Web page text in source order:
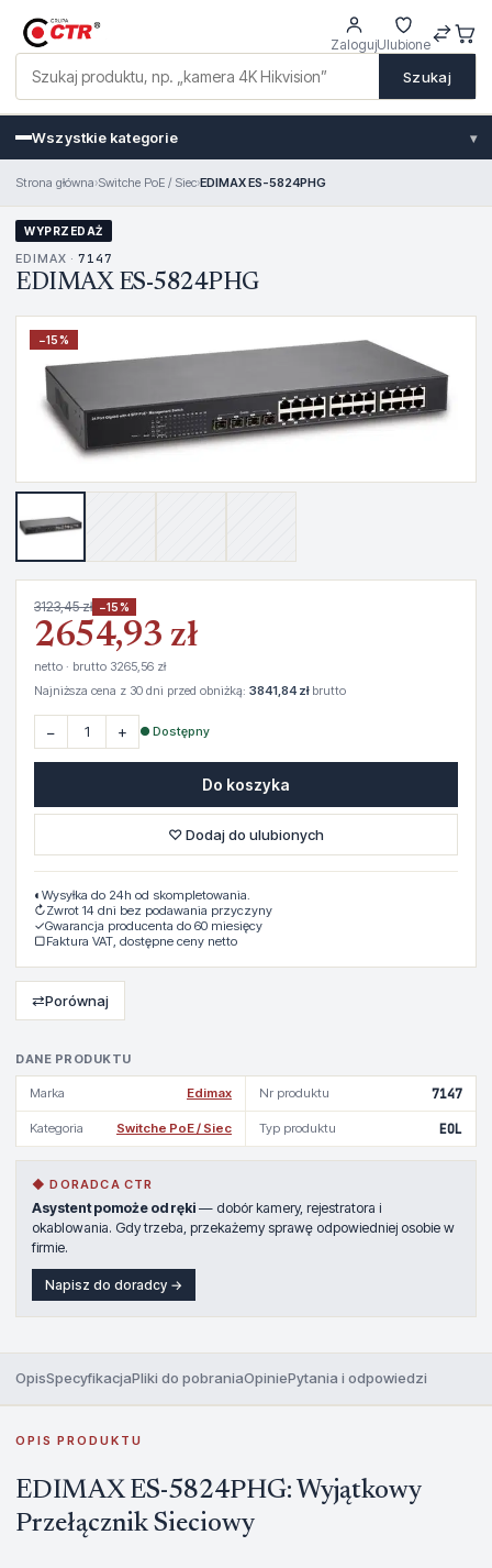
Szukaj
ZalogujUlubione
Wszystkie kategorie ▾
Strona główna›Switche PoE / Siec›EDIMAX ES-5824PHG
WYPRZEDAŻ
EDIMAX · 7147
EDIMAX ES-5824PHG
−15%
DANE PRODUKTU
Marka Edimax Nr produktu 7147
Kategoria Switche PoE / Siec Typ produktu EOL
◆ DORADCA CTR
Asystent pomoże od ręki — dobór kamery, rejestratora i
okablowania. Gdy trzeba, przekażemy sprawę odpowiedniej osobie w
firmie.
Napisz do doradcy →
3123,45 zł −15%
2654,93 zł
netto · brutto 3265,56 zł
Najniższa cena z 30 dni przed obniżką: 3841,84 złbrutto
− + ● Dostępny
Do koszyka
♡ Dodaj do ulubionych
◐ Wysyłka do 24h od skompletowania.
↻Zwrot 14 dni bez podawania przyczyny
✓Gwarancja producenta do 60 miesięcy
▢Faktura VAT, dostępne ceny netto
⇄Porównaj
OpisSpecyfikacjaPliki do pobraniaOpiniePytania i odpowiedzi
OPIS PRODUKTU
EDIMAX ES-5824PHG: Wyjątkowy
Przełącznik Sieciowy